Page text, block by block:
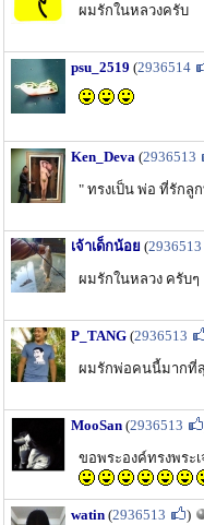
ผมรักในหลวงครับ
psu_2519 (2936514
Ken_Deva (2936513
" ทรงเป็น พ่อ ที่รัก
เจ้าเด็กน้อย (2936513
ผมรักในหลวง ครับๆ
P_TANG (2936513
ผมรักพ่อคนนี้มากที่สุ
MooSan (2936513
ขอพระองค์ทรงพระ
watin (2936513 )